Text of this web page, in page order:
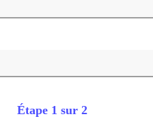
Étape 1 sur 2